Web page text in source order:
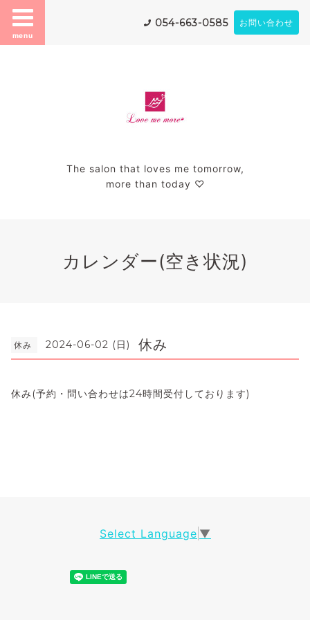
menu
054-663-0585 お問い合わせ
The salon that loves me tomorrow,
more than today ♡
カレンダー(空き状況)
休み 2024-06-02 (日) 休み
休み(予約・問い合わせは24時間受付しております)
Select Language ▼